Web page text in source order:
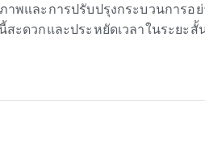
และการปรับปรุงกระบวนการอ
ะดวกและประหยัดเวลาในระย